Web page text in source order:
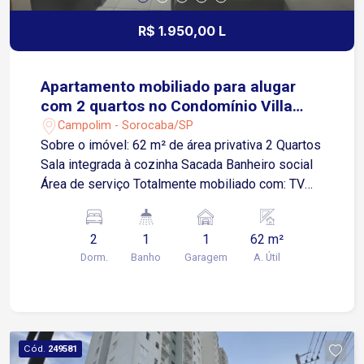
R$ 1.950,00 L
Apartamento mobiliado para alugar
com 2 quartos no Condomínio Villa
Sunset
Campolim - Sorocaba/SP
Sobre o imóvel: 62 m² de área privativa 2 Quartos
Sala integrada à cozinha Sacada Banheiro social
Área de serviço Totalmente mobiliado com: TV
Geladeira Máquina de lavar roupas Guarda-roupas
e cama de casal nos dois quartos Armários
planejados na cozinha, banheiro e em um dos
roupa Garagem: 1 vaga, localizada próxima à
entrada do condomínio Condomínio oferece:
2
Dorm.
1
Banho
1
Garagem
62 m²
A. Útil
Cód. 249581